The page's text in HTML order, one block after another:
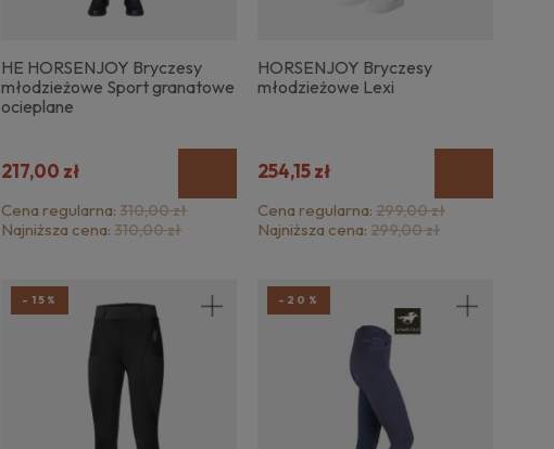
HE HORSENJOY Bryczesy
młodzieżowe Sport granatowe
ocieplane
217,00 zł
Cena regularna:310,00 zł
Najniższa cena:310,00 zł
HORSENJOY Bryczesy
młodzieżowe Lexi
254,15 zł
Cena regularna:299,00 zł
Najniższa cena:299,00 zł
-15% -20%